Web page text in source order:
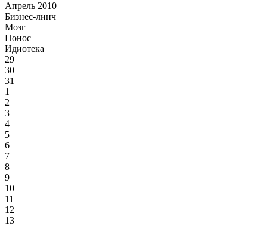
Апрель 2010
Бизнес-линч
Мозг
Понос
Идиотека
29
30
31
1
2
3
4
5
6
7
8
9
10
11
12
13